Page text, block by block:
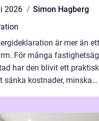
2026
Simon Hagberg
är mer än
För många
har den blivit ett
sänka kostnader, minska